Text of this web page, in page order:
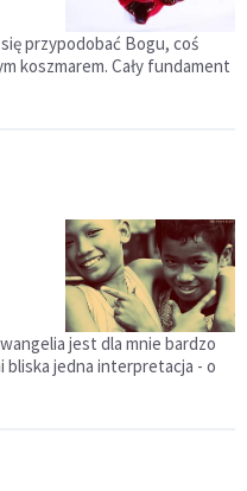
przypodobać Bogu, coś
koszmarem. Cały fundament
jest dla mnie bardzo
jedna interpretacja - o